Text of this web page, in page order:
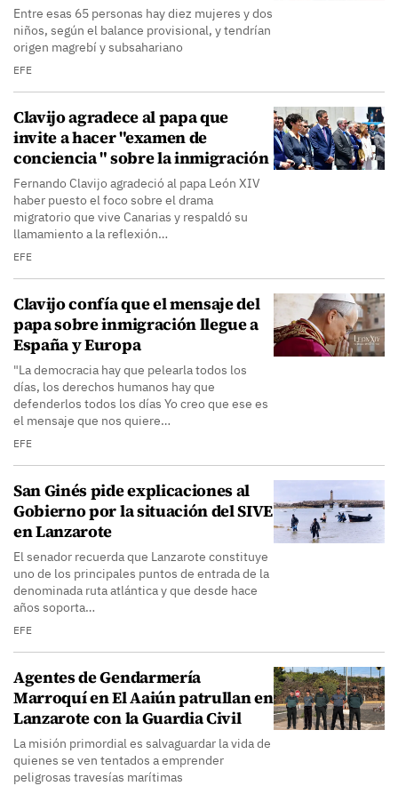
Entre esas 65 personas hay diez mujeres y dos
niños, según el balance provisional, y tendrían
origen magrebí y subsahariano
EFE
Clavijo agradece al papa que
invite a hacer "examen de
conciencia " sobre la inmigración
Fernando Clavijo agradeció al papa León XIV
haber puesto el foco sobre el drama
migratorio que vive Canarias y respaldó su
llamamiento a la reflexión…
EFE
Clavijo confía que el mensaje del
papa sobre inmigración llegue a
España y Europa
"La democracia hay que pelearla todos los
días, los derechos humanos hay que
defenderlos todos los días Yo creo que ese es
el mensaje que nos quiere…
EFE
San Ginés pide explicaciones al
Gobierno por la situación del SIVE
en Lanzarote
El senador recuerda que Lanzarote constituye
uno de los principales puntos de entrada de la
denominada ruta atlántica y que desde hace
años soporta…
EFE
Agentes de Gendarmería
Marroquí en El Aaiún patrullan en
Lanzarote con la Guardia Civil
La misión primordial es salvaguardar la vida de
quienes se ven tentados a emprender
peligrosas travesías marítimas